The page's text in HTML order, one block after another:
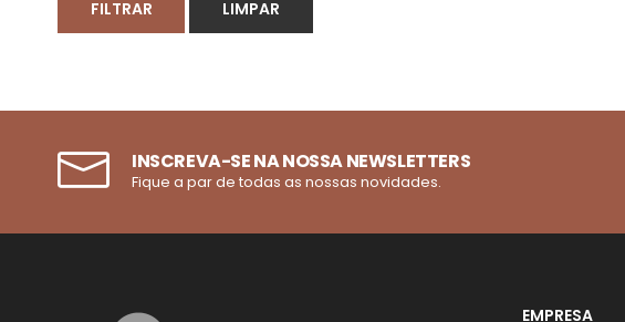
FILTRAR LIMPAR
INSCREVA-SE NA NOSSA NEWSLETTERS
Fique a par de todas as nossas novidades.
EMPRESA